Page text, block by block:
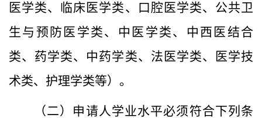
医学类、临床医学类、口腔医学类、公共卫
生与预防医学类、中医学类、中西医结合
类、药学类、中药学类、法医学类、医学技
术类、护理学类等） 。
（二）申请人学业水平必须符合下列条